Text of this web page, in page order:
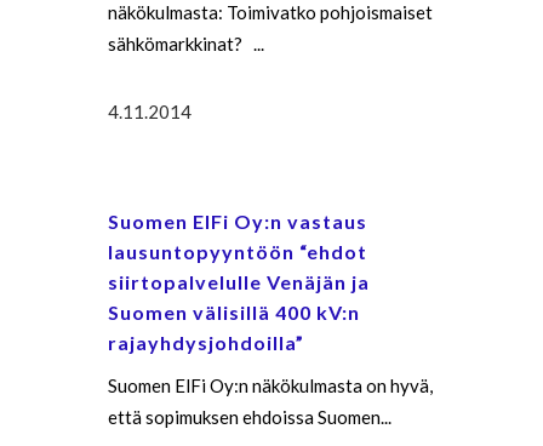
näkökulmasta: Toimivatko pohjoismaiset
sähkömarkkinat? ...
4.11.2014
Suomen ElFi Oy:n vastaus
lausuntopyyntöön “ehdot
siirtopalvelulle Venäjän ja
Suomen välisillä 400 kV:n
rajayhdysjohdoilla”
Suomen ElFi Oy:n näkökulmasta on hyvä,
että sopimuksen ehdoissa Suomen...